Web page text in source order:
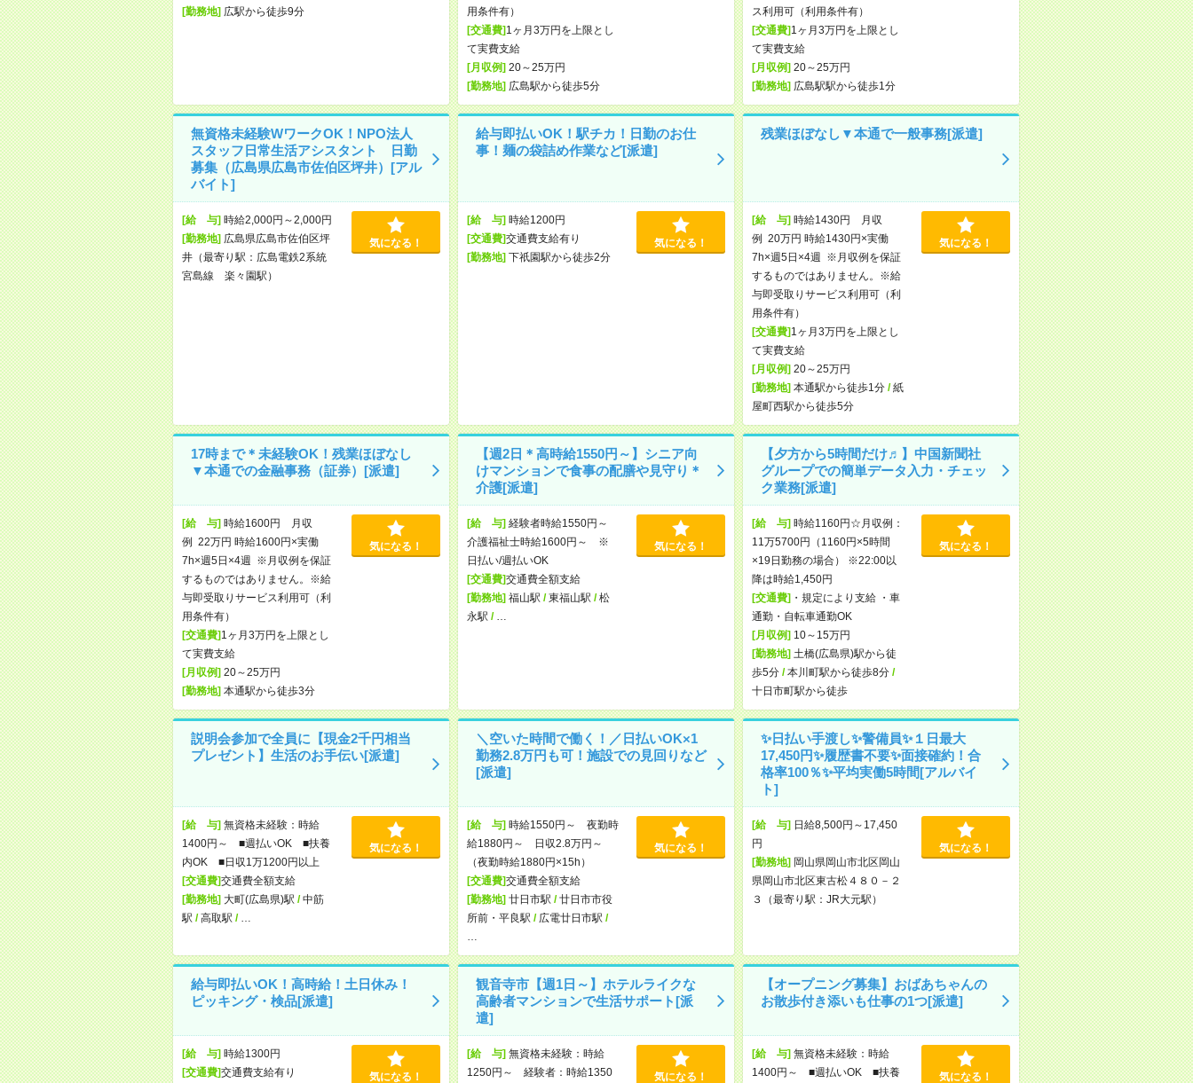
[勤務地]広駅から徒歩9分
用条件有）
[交通費]1ヶ月3万円を上限とし
て実費支給
[月収例]20～25万円
[勤務地]広島駅から徒歩5分
ス利用可（利用条件有）
[交通費]1ヶ月3万円を上限とし
て実費支給
[月収例]20～25万円
[勤務地]広島駅駅から徒歩1分
無資格未経験WワークOK！NPO法人
スタッフ日常生活アシスタント 日勤
募集（広島県広島市佐伯区坪井）[アル
バイト]
[給 与]時給2,000円～2,000円
[勤務地]広島県広島市佐伯区坪
井（最寄り駅：広島電鉄2系統
宮島線 楽々園駅）
気になる！
給与即払いOK！駅チカ！日勤のお仕
事！麺の袋詰め作業など[派遣]
[給 与]時給1200円
[交通費]交通費支給有り
[勤務地]下祇園駅から徒歩2分
気になる！
残業ほぼなし▼本通で一般事務[派遣]
[給 与]時給1430円 月収
例 20万円 時給1430円×実働
7h×週5日×4週 ※月収例を保証
するものではありません。※給
与即受取りサービス利用可（利
用条件有）
[交通費]1ヶ月3万円を上限とし
て実費支給
[月収例]20～25万円
[勤務地]本通駅から徒歩1分/紙
屋町西駅から徒歩5分
気になる！
17時まで＊未経験OK！残業ほぼなし
▼本通での金融事務（証券）[派遣]
[給 与]時給1600円 月収
例 22万円 時給1600円×実働
7h×週5日×4週 ※月収例を保証
するものではありません。※給
与即受取りサービス利用可（利
用条件有）
[交通費]1ヶ月3万円を上限とし
て実費支給
[月収例]20～25万円
[勤務地]本通駅から徒歩3分
気になる！
【週2日＊高時給1550円～】シニア向
けマンションで食事の配膳や見守り＊
介護[派遣]
[給 与]経験者時給1550円～
介護福祉士時給1600円～ ※
日払い/週払いOK
[交通費]交通費全額支給
[勤務地]福山駅 /東福山駅 /松
永駅 /
気になる！
【夕方から5時間だけ♬】中国新聞社
グループでの簡単データ入力・チェッ
ク業務[派遣]
[給 与]時給1160円☆月収例：
11万5700円（1160円×5時間
×19日勤務の場合） ※22:00以
降は時給1,450円
[交通費]・規定により支給 ・車
通勤・自転車通勤OK
[月収例]10～15万円
[勤務地]土橋(広島県)駅から徒
歩5分/本川町駅から徒歩8分/
十日市町駅から徒歩
気になる！
説明会参加で全員に【現金2千円相当
プレゼント】生活のお手伝い[派遣]
[給 与]無資格未経験：時給
1400円～ ■週払いOK ■扶養
内OK ■日収1万1200円以上
[交通費]交通費全額支給
[勤務地]大町(広島県)駅 /中筋
駅 /高取駅 /
気になる！
＼空いた時間で働く！／日払いOK×1
勤務2.8万円も可！施設での見回りなど
[派遣]
[給 与]時給1550円～ 夜勤時
給1880円～ 日収2.8万円～
（夜勤時給1880円×15h）
[交通費]交通費全額支給
[勤務地]廿日市駅 /廿日市市役
所前・平良駅 / 広電廿日市駅 /
気になる！
✨日払い手渡し✨警備員✨１日最大
17,450円✨履歴書不要✨面接確約！合
格率100％✨平均実働5時間[アルバイ
ト]
[給 与]日給8,500円～17,450
円
[勤務地]岡山県岡山市北区岡山
県岡山市北区東古松４８０－２
３（最寄り駅：JR大元駅）
気になる！
給与即払いOK！高時給！土日休み！
ピッキング・検品[派遣]
[給 与]時給1300円
[交通費]交通費支給有り 気になる！
観音寺市【週1日～】ホテルライクな
高齢者マンションで生活サポート[派
遣]
[給 与]無資格未経験：時給
1250円～ 経験者：時給1350
気になる！
【オープニング募集】おばあちゃんの
お散歩付き添いも仕事の1つ[派遣]
[給 与]無資格未経験：時給
1400円～ ■週払いOK ■扶養
気になる！